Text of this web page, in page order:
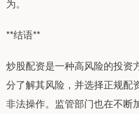
为。
**结语**
炒股配资是一种高风险的投资
分了解其风险，并选择正规配
非法操作。监管部门也在不断